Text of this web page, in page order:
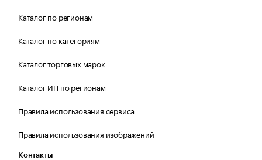
Каталог по регионам
Каталог по категориям
Каталог торговых марок
Каталог ИП по регионам
Правила использования сервиса
Правила использования изображений
Контакты